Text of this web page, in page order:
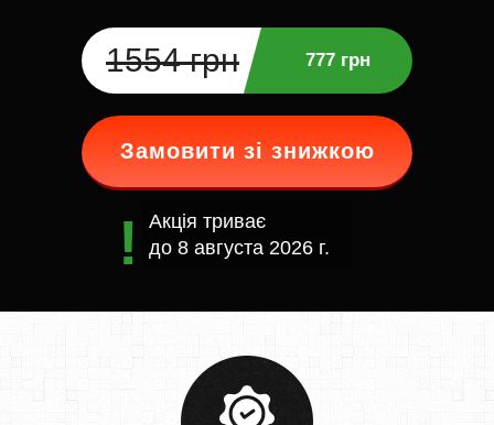
1554 грн 777 грн
Замовити зі знижкою
Акція триває
до 8 августа 2026 г.